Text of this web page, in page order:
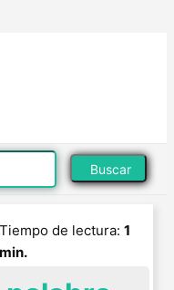
Buscar
Tiempo de lectura: 1
min.